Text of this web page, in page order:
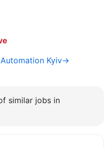
Kyiv→
similar jobs in